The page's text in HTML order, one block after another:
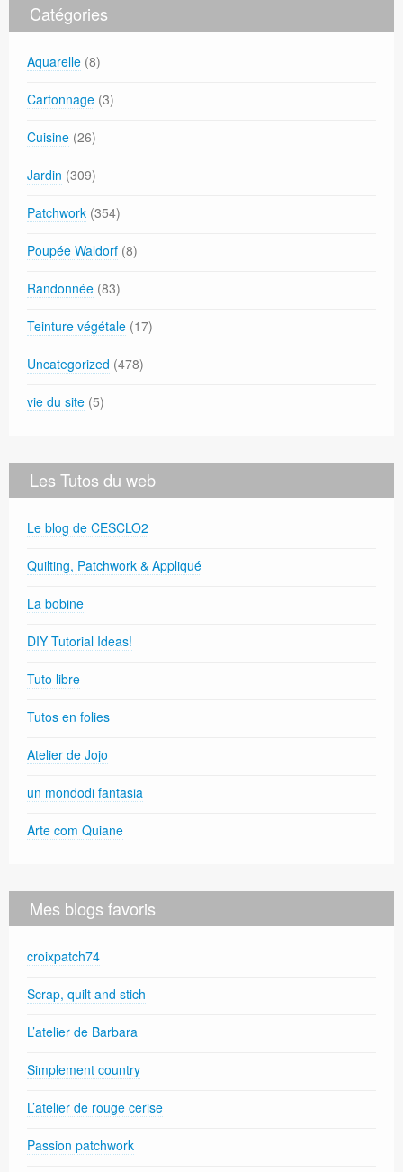
Catégories
Aquarelle (8)
Cartonnage (3)
Cuisine (26)
Jardin (309)
Patchwork (354)
Poupée Waldorf (8)
Randonnée (83)
Teinture végétale (17)
Uncategorized (478)
vie du site (5)
Les Tutos du web
Le blog de CESCLO2
Quilting, Patchwork & Appliqué
La bobine
DIY Tutorial Ideas!
Tuto libre
Tutos en folies
Atelier de Jojo
un mondodi fantasia
Arte com Quiane
Mes blogs favoris
croixpatch74
Scrap, quilt and stich
L’atelier de Barbara
Simplement country
L’atelier de rouge cerise
Passion patchwork